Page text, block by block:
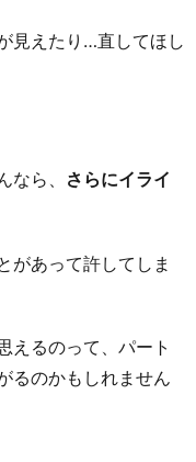
見えたり…直してほし
ら、 さらにイライ
があって許してしま
えるのって、パート
るのかもしれません